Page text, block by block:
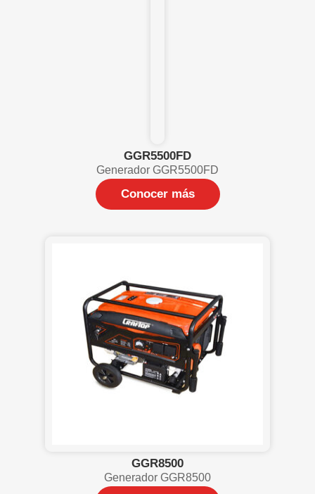
GGR5500FD
Generador GGR5500FD
Conocer más
GGR8500
Generador GGR8500